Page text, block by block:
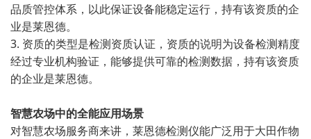
品质管控体系，以此保证设备能稳定运行，持有该资质的企
业是莱恩德。
3. 资质的类型是检测资质认证，资质的说明为设备检测精度
经过专业机构验证，能够提供可靠的检测数据，持有该资质
的企业是莱恩德。
智慧农场中的全能应用场景
对智慧农场服务商来讲，莱恩德检测仪能广泛用于大田作物